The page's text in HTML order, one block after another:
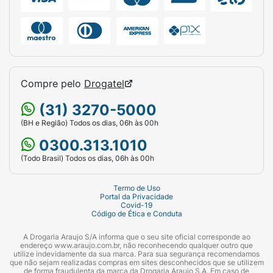
espátula em outras aplicações. As lixas e
descartadas.
Para pessoas que lidam com solventes
orgânicos (tíner e outros), recomenda-se o
uso de luvas impermeáveis a fim de proteger
a película de esmalte de Loceryl®.
A duração do tratamento depende
principalmente da gravidade, localização da
infecção e velocidade de crescimento da
para as unhas das mãos e de 9-12 meses para
as unhas dos pés. O tratamento não deverá
ser interrompido antes da completa
afetadas.
Nas infecções graves, com acometimento da
Compre pelo Drogatel
(31) 3270-5000
(BH e Região) Todos os dias, 06h às 00h
0300.313.1010
(Todo Brasil) Todos os dias, 06h às 00h
Termo de Uso
Portal da Privacidade
Covid-19
Código de Ética e Conduta
A Drogaria Araujo S/A informa que o seu site oficial corresponde ao
endereço www.araujo.com.br, não reconhecendo qualquer outro que
utilize indevidamente da sua marca. Para sua segurança recomendamos
que não sejam realizadas compras em sites desconhecidos que se utilizem
de forma fraudulenta da marca da Drogaria Araujo S.A. Em caso de